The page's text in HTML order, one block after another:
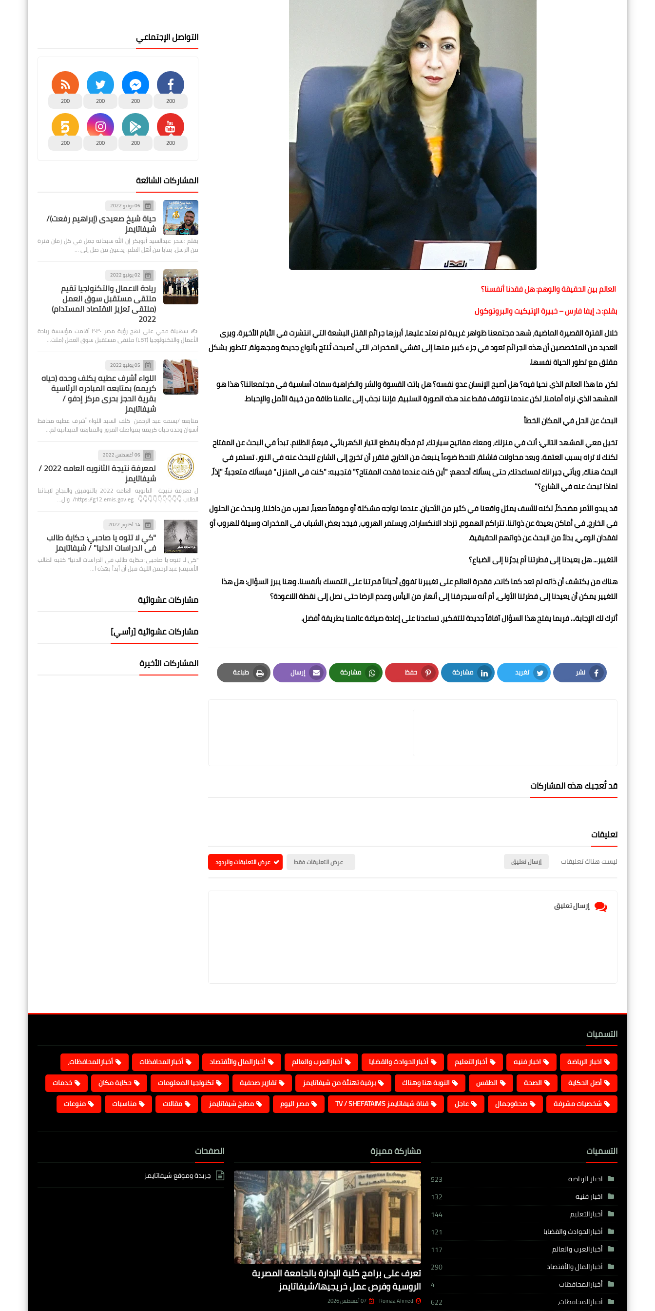
العالم بين الحقيقة والوهم: هل فقدنا أنفسنا؟
بقلم: د. إيفا فارس – خبيرة الإتيكيت والبروتوكول
خلال الفترة القصيرة الماضية، شهد مجتمعنا ظواهر غريبة لم نعتد عليها، أبرزها جرائم القتل البشعة التي انتشرت في الأيام الأخيرة. ويرى
العديد من المتخصصين أن هذه الجرائم تعود في جزء كبير منها إلى تفشي المخدرات، التي أصبحت تُنتج بأنواع جديدة ومجهولة، تتطور بشكل
مقلق مع تطور الحياة نفسها.
لكن، ما هذا العالم الذي نحيا فيه؟ هل أصبح الإنسان عدو نفسه؟ هل باتت القسوة والشر والكراهية سمات أساسية في مجتمعاتنا؟ هذا هو
المشهد الذي نراه أمامنا، لكن عندما نتوقف فقط عند هذه الصورة السلبية، فإننا نجذب إلى عالمنا طاقة من خيبة الأمل والإحباط.
البحث عن الحل في المكان الخطأ
تخيل معي المشهد التالي: أنت في منزلك، ومعك مفاتيح سيارتك، ثم فجأة ينقطع التيار الكهربائي، فيعمّ الظلام. تبدأ في البحث عن المفتاح
لكنك لا تراه بسبب العتمة. وبعد محاولات فاشلة، تلاحظ ضوءاً ينبعث من الخارج، فتقرر أن تخرج إلى الشارع للبحث عنه في النور. تستمر في
البحث هناك، ويأتي جيرانك لمساعدتك، حتى يسألك أحدهم: "أين كنت عندما فقدت المفتاح؟" فتجيبه: "كنت في المنزل." فيسألك متعجباً: "إذاً،
لماذا تبحث عنه في الشارع؟"
قد يبدو الأمر مضحكاً، لكنه للأسف يمثل واقعنا في كثير من الأحيان. عندما نواجه مشكلة أو موقفاً صعباً، نهرب من داخلنا، ونبحث عن الحلول
في الخارج، في أماكن بعيدة عن ذواتنا. تتراكم الهموم، تزداد الانكسارات، ويستمر الهروب، فيجد بعض الشباب في المخدرات وسيلة للهروب أو
لفقدان الوعي، بدلاً من البحث عن ذواتهم الحقيقية.
التغيير... هل يعيدنا إلى فطرتنا أم يجرّنا إلى الضياع؟
هناك من يكتشف أن ذاته لم تعد كما كانت، فقدرة العالم على تغييرنا تفوق أحياناً قدرتنا على التمسك بأنفسنا. وهنا يبرز السؤال: هل هذا
التغيير يمكن أن يعيدنا إلى فطرتنا الأولى، أم أنه سيجرفنا إلى أنهار من اليأس وعدم الرضا حتى نصل إلى نقطة اللاعودة؟
أترك لك الإجابة... فربما يفتح هذا السؤال آفاقاً جديدة للتفكير، تساعدنا على إعادة صياغة عالمنا بطريقة أفضل.
نشر
Facebook
تغريد
Twitter
مشاركة
LinkedIn
حفظ
Pinterest
مشاركة
Whatsapp
إرسال
Email
طباعة
Print
قد تُعجبك هذه المشاركات
تعليقات
ليست هناك تعليقات إرسال تعليق عرض التعليقات فقط عرض التعليقات والردود
إرسال تعليق
التواصل الإجتماعي
200
200
200
200
200
200
200
200
المشاركات الشائعة
06 يونيو 2022
حياة شيخ صعيدى (إبراهيم رفعت)/
شيفاتايمز
بقلم :سحر عبدالسيد أبوبكر إن الله سبحانه جعل في كل زمان فترة
من الرسل، بقايا من أهل العلم، يدعون من ضل إلى …
02 يونيو 2022
ريادة الاعمال والتكنولجيا تقيم
ملتقى مستقبل سوق العمل
(ملتقى تعزيز الاقتصاد المستدام)
2022
✍️ سهيلة محي على نهج رؤية مصر ٢٠٣٠ أقامت مؤسسة ريادة
الأعمال والتكنولوجيا (LBT) ملتقى مستقبل سوق العمل (ملت…
05 يوليو 2022
اللواء أشرف عطيه يكلف وحده (حياه
كريمه) بمتابعه المبادره الرئاسية
بقرية الحجز بحرى مركز إدفو /
شيفاتايمز
متابعه /بسمه عبد الرحمن كلف السيد اللواء أشرف عطيه محافظ
أسوان وحده حياه كريمه بمواصلة المرور والمتابعة الميدانية لم…
06 أغسطس 2022
لمعرفة نتيجة الثانويه العامه 2022 /
شيفاتايمز
ل معرفة نتيجة الثانويه العامه 2022 بالتوفيق والنجاح لابنائنا
الطلاب 👇👇👇👇👇👇👇👇👇 https://g12.emis.gov.eg/ وال…
14 أكتوبر 2022
"كي لا تتوه يا صاحبي: حكاية طالب
في الدراسات الدنيا" / شيفاتايمز
"كي لا تتوه يا صاحبي: حكاية طالب في الدراسات الدنيا" كتبه الطالب
الأسيف| عبدالرحمن الليث قبل أن أبدأ بهذه ا…
مشاركات عشوائية
مشاركات عشوائية [رأسي]
المشاركات الأخيرة
التسميات
اخبار الرياضة اخبار فنيه أخبارالتعليم أخبارالحوادث والقضايا أخبارالعرب والعالم أخبارالمال والأقتصاد أخبارالمحافظات
أخبارالمحافظات،
أصل الحكاية
الصحة الطقس النوبة هنا وهناك برقية تهنئة من شيفاتايمز تقارير صحفية تكنولجيا المعلومات حكاية مكان
خدمات
شخصيات مشرفة
صحةوجمال عاجل قناة شيفاتايمز TV / SHEFATAIMS مصر اليوم مطبخ شيفاتايمز مقالات مناسبات منوعات
التسميات
اخبار الرياضة
523
اخبار فنيه
132
أخبارالتعليم
144
أخبارالحوادث والقضايا
121
أخبارالعرب والعالم
117
أخبارالمال والأقتصاد
290
أخبارالمحافظات
4
أخبارالمحافظات،
622
مشاركة مميزة
تعرف على برامج كلية الإدارة بالجامعة المصرية
الروسية وفرص عمل خريجيها/شيفاتايمز
Romaa Ahmed 07 أغسطس 2026
الصفحات
جريدة وموقع شيفاتايمز